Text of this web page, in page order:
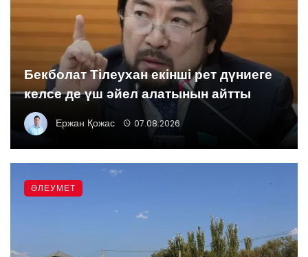
Бекболат Тілеухан екінші рет дүниеге
келсе де үш әйел алатынын айтты
Ержан Қожас 07.08.2026
ӘЛЕУМЕТ